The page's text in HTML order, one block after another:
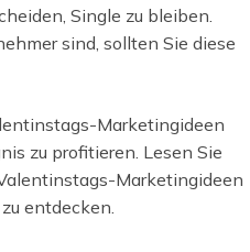
Single zu bleiben.
sind, sollten Sie diese
Marketingideen
zu profitieren. Lesen Sie
Marketingideen
entdecken.